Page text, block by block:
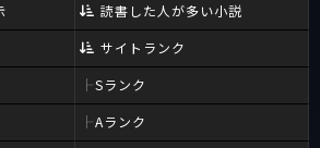
読書した人が多い小説
サイトランク
Sランク
Aランク